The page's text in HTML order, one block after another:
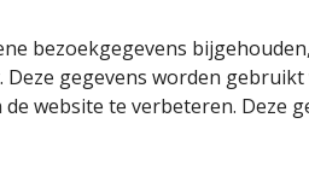
bezoekgegevens
gegevens worden
website te verbeteren. Deze